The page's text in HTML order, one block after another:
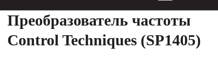
Преобразователь частоты
Control Techniques (SP1405)